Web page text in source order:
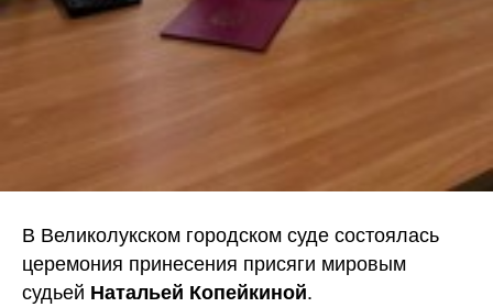
В Великолукском городском суде состоялась
церемония принесения присяги мировым
судьей Натальей Копейкиной.